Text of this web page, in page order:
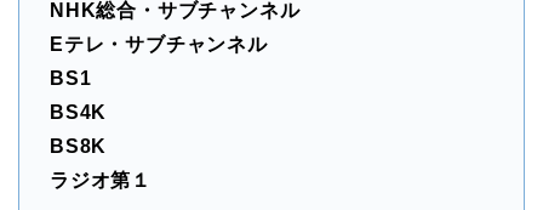
NHK総合・サブチャンネル
Eテレ・サブチャンネル
BS1
BS4K
BS8K
ラジオ第１